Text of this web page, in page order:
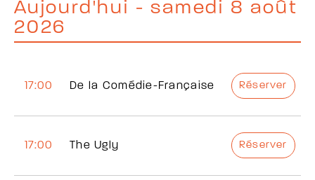
Aujourd'hui - samedi 8 août
2026
17:00 De la Comédie-Française Réserver
17:00 The Ugly Réserver